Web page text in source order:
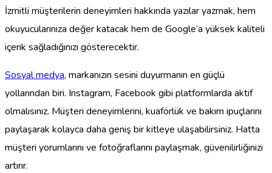
İzmitli müşterilerin deneyimleri hakkında yazılar yazmak, hem
okuyucularınıza değer katacak hem de Google’a yüksek kaliteli
içerik sağladığınızı gösterecektir.
Sosyal medya, markanızın sesini duyurmanın en güçlü
yollarından biri. Instagram, Facebook gibi platformlarda aktif
olmalısınız. Müşteri deneyimlerini, kuaförlük ve bakım ipuçlarını
paylaşarak kolayca daha geniş bir kitleye ulaşabilirsiniz. Hatta
müşteri yorumlarını ve fotoğraflarını paylaşmak, güvenilirliğinizi
artırır.